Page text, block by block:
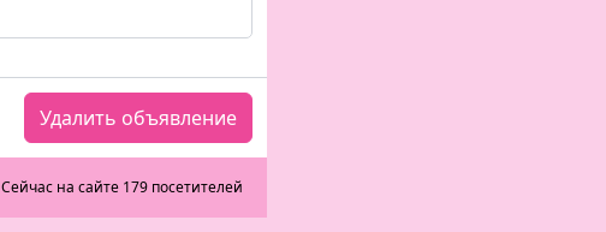
Удалить объявление
Сейчас на сайте 179 посетителей